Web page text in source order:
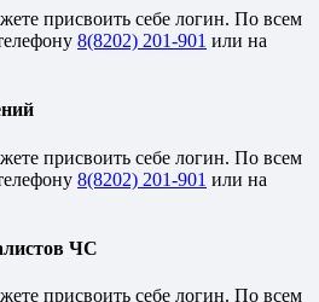
присвоить себе логин. По всем
8(8202) 201-901 или на
присвоить себе логин. По всем
8(8202) 201-901 или на
ЧС
присвоить себе логин. По всем